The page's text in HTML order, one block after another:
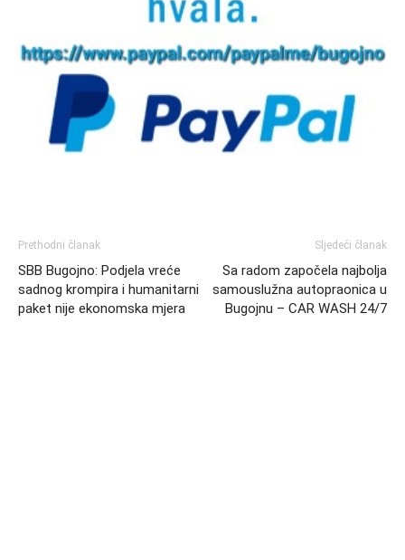
Prethodni članak
SBB Bugojno: Podjela vreće
sadnog krompira i humanitarni
paket nije ekonomska mjera
Sljedeći članak
Sa radom započela najbolja
samouslužna autopraonica u
Bugojnu – CAR WASH 24/7